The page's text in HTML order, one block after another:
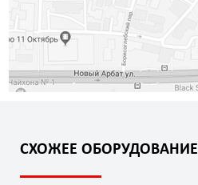
СХОЖЕЕ ОБОРУДОВАНИЕ